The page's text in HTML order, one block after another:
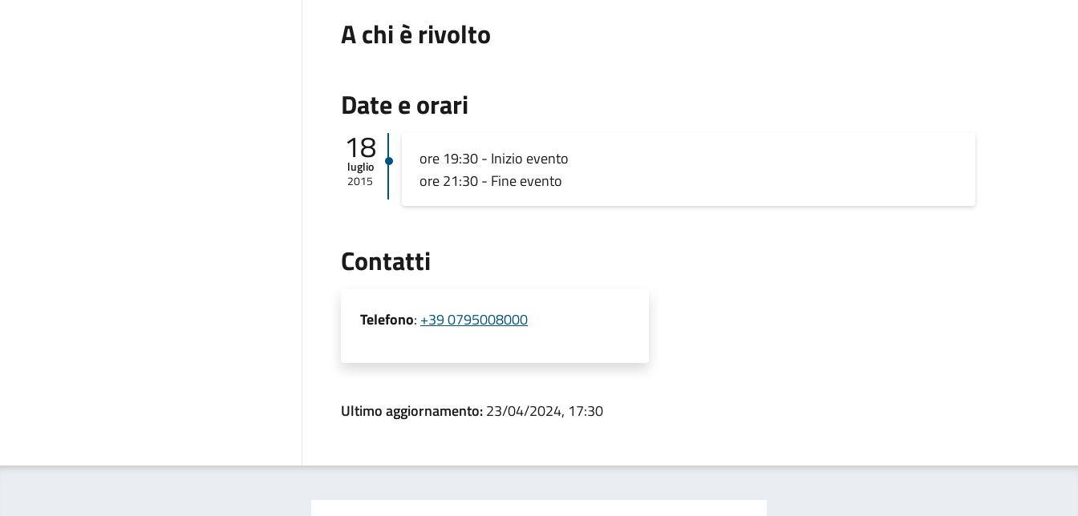
A chi è rivolto
Date e orari
18
luglio
2015
ore 19:30 - Inizio evento
ore 21:30 - Fine evento
Contatti
Telefono: +39 0795008000
Ultimo aggiornamento:23/04/2024, 17:30